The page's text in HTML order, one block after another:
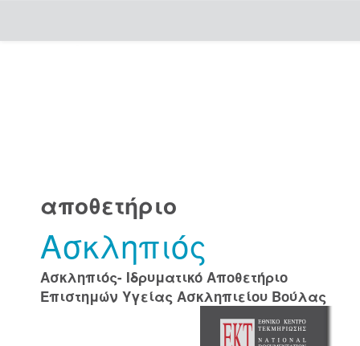
αποθετήριο
Ασκληπιός
Ασκληπιός- Ιδρυματικό Αποθετήριο
Επιστημών Υγείας Ασκληπιείου Βούλας